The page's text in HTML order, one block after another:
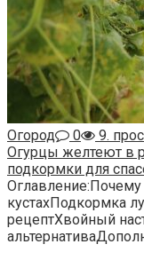
Огород 0
9.
Огурцы желтеют в
подкормки для
кустахПодкормка
рецептХвойный